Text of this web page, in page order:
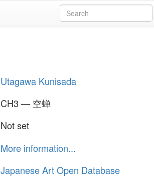
Utagawa Kunisada
CH3 — 空蝉
Not set
More information...
Japanese Art Open Database